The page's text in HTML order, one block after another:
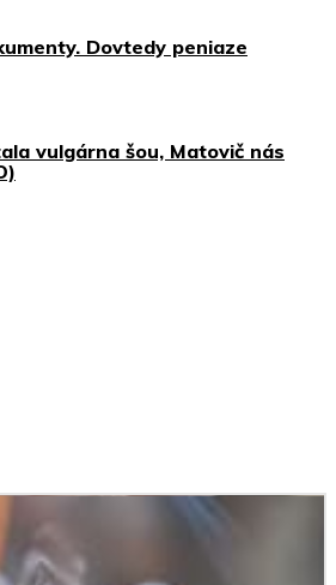
Dovtedy peniaze
vulgárna šou, Matovič nás